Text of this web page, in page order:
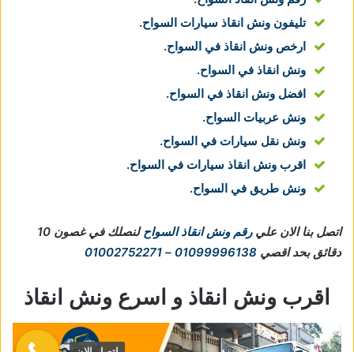
تليفون ونش انقاذ سيارات السواح.
ارخص ونش انقاذ في السواح.
ونش انقاذ في السواح.
افضل ونش انقاذ في السواح.
ونش عربيات السواح.
ونش نقل سيارات في السواح.
اقرب ونش انقاذ سيارات في السواح.
ونش طريق في السواح.
اتصل بنا الان عليرقم ونش انقاذ السواح
لنصلك في غصون 10
دقائق بحد اقصي 01099996138
–
01002752271
اقرب ونش انقاذ و اسرع ونش انقاذ